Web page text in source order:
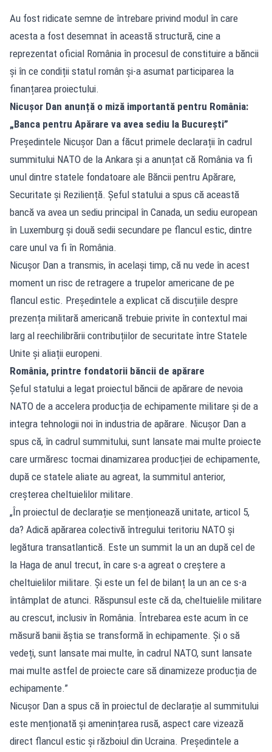
Au fost ridicate semne de întrebare privind modul în care
acesta a fost desemnat în această structură, cine a
reprezentat oficial România în procesul de constituire a băncii
și în ce condiții statul român și-a asumat participarea la
finanțarea proiectului.
Nicușor Dan anunță o miză importantă pentru România:
„Banca pentru Apărare va avea sediu la București”
Președintele Nicușor Dan a făcut primele declarații în cadrul
summitului NATO de la Ankara și a anunțat că România va fi
unul dintre statele fondatoare ale Băncii pentru Apărare,
Securitate și Reziliență. Șeful statului a spus că această
bancă va avea un sediu principal în Canada, un sediu european
în Luxemburg și două sedii secundare pe flancul estic, dintre
care unul va fi în România.
Nicușor Dan a transmis, în același timp, că nu vede în acest
moment un risc de retragere a trupelor americane de pe
flancul estic. Președintele a explicat că discuțiile despre
prezența militară americană trebuie privite în contextul mai
larg al reechilibrării contribuțiilor de securitate între Statele
Unite și aliații europeni.
România, printre fondatorii băncii de apărare
Șeful statului a legat proiectul băncii de apărare de nevoia
NATO de a accelera producția de echipamente militare și de a
integra tehnologii noi în industria de apărare. Nicușor Dan a
spus că, în cadrul summitului, sunt lansate mai multe proiecte
care urmăresc tocmai dinamizarea producției de echipamente,
după ce statele aliate au agreat, la summitul anterior,
creșterea cheltuielilor militare.
„În proiectul de declarație se menționează unitate, articol 5,
da? Adică apărarea colectivă întregului teritoriu NATO și
legătura transatlantică. Este un summit la un an după cel de
la Haga de anul trecut, în care s-a agreat o creștere a
cheltuielilor militare. Și este un fel de bilanț la un an ce s-a
întâmplat de atunci. Răspunsul este că da, cheltuielile militare
au crescut, inclusiv în România. Întrebarea este acum în ce
măsură banii ăștia se transformă în echipamente. Și o să
vedeți, sunt lansate mai multe, în cadrul NATO, sunt lansate
mai multe astfel de proiecte care să dinamizeze producția de
echipamente.”
Nicușor Dan a spus că în proiectul de declarație al summitului
este menționată și amenințarea rusă, aspect care vizează
direct flancul estic și războiul din Ucraina. Președintele a